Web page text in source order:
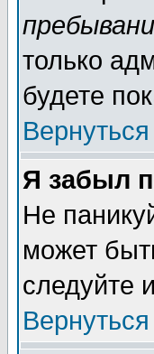
только
будете
Я забыл
Не
может
следуйте